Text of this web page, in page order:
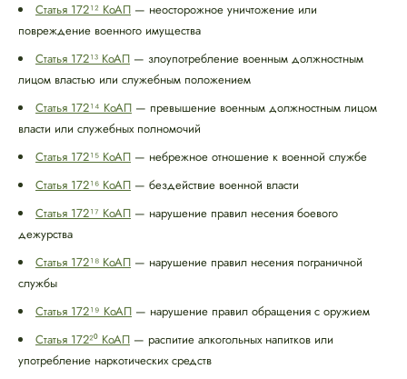
Статья 172¹² КоАП — неосторожное уничтожение или
повреждение военного имущества
Статья 172¹³ КоАП — злоупотребление военным должностным
лицом властью или служебным положением
Статья 172¹⁴ КоАП — превышение военным должностным лицом
власти или служебных полномочий
Статья 172¹⁵ КоАП — небрежное отношение к военной службе
Статья 172¹⁶ КоАП — бездействие военной власти
Статья 172¹⁷ КоАП — нарушение правил несения боевого
дежурства
Статья 172¹⁸ КоАП — нарушение правил несения пограничной
службы
Статья 172¹⁹ КоАП — нарушение правил обращения с оружием
Статья 172²⁰ КоАП — распитие алкогольных напитков или
употребление наркотических средств